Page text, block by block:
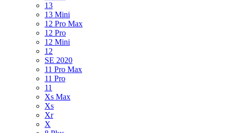
13
13 Mini
12 Pro Max
12 Pro
12 Mini
12
SE 2020
11 Pro Max
11 Pro
11
Xs Max
Xs
Xr
X